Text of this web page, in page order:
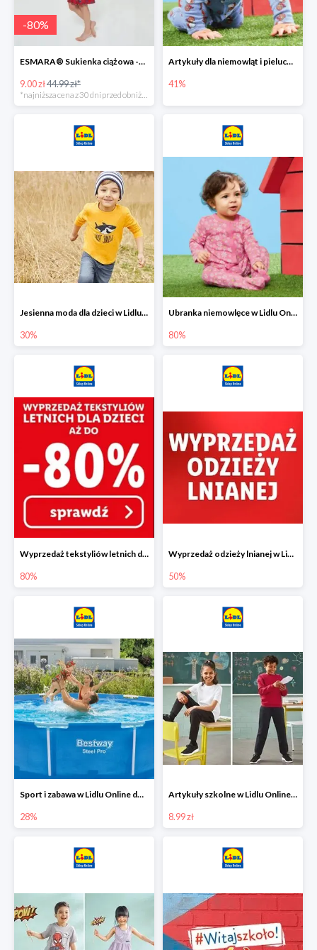
-80%
ESMARA® Sukienka ciążowa -79%
9.00 zł44.99 zł*
Artykuły dla niemowląt i pieluchy w Lidlu Online do -41%
41%
Jesienna moda dla dzieci w Lidlu Online do -30%
30%
Ubranka niemowlęce w Lidlu Online do -80%
80%
Wyprzedaż tekstyliów letnich dla dzieci w Lidlu Online do -80%
80%
Wyprzedaż odzieży lnianej w Lidlu Online do -50%
50%
Sport i zabawa w Lidlu Online do -28%
28%
Artykuły szkolne w Lidlu Online od 8,99 zł
8.99 zł